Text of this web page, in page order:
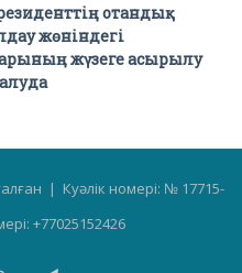
отандық
жөніндегі
жүзеге асырылу
| Куәлік номері: № 17715-
+77025152426